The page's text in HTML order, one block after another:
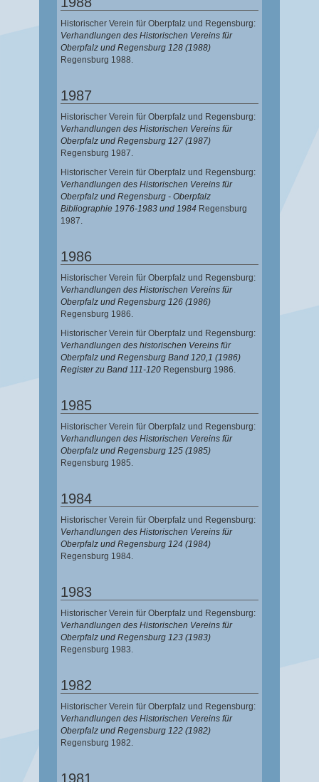
Historischer Verein für Oberpfalz und Regensburg:
Verhandlungen des Historischen Vereins für
Oberpfalz und Regensburg 128 (1988)
Regensburg 1988.
1987
Historischer Verein für Oberpfalz und Regensburg:
Verhandlungen des Historischen Vereins für
Oberpfalz und Regensburg 127 (1987)
Regensburg 1987.
Historischer Verein für Oberpfalz und Regensburg:
Verhandlungen des Historischen Vereins für
Oberpfalz und Regensburg - Oberpfalz
Bibliographie 1976-1983 und 1984 Regensburg
1987.
1986
Historischer Verein für Oberpfalz und Regensburg:
Verhandlungen des Historischen Vereins für
Oberpfalz und Regensburg 126 (1986)
Regensburg 1986.
Historischer Verein für Oberpfalz und Regensburg:
Verhandlungen des historischen Vereins für
Oberpfalz und Regensburg Band 120,1 (1986)
Register zu Band 111-120 Regensburg 1986.
1985
Historischer Verein für Oberpfalz und Regensburg:
Verhandlungen des Historischen Vereins für
Oberpfalz und Regensburg 125 (1985)
Regensburg 1985.
1984
Historischer Verein für Oberpfalz und Regensburg:
Verhandlungen des Historischen Vereins für
Oberpfalz und Regensburg 124 (1984)
Regensburg 1984.
1983
Historischer Verein für Oberpfalz und Regensburg:
Verhandlungen des Historischen Vereins für
Oberpfalz und Regensburg 123 (1983)
Regensburg 1983.
1982
Historischer Verein für Oberpfalz und Regensburg:
Verhandlungen des Historischen Vereins für
Oberpfalz und Regensburg 122 (1982)
Regensburg 1982.
1981